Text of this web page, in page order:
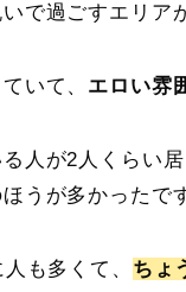
で過ごすエリア
いて、 エロい雰
人が2人くらい
うが多かったで
も多くて、 ちょ